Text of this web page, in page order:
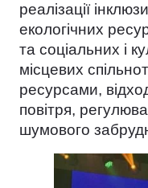
реалізації
екологічних
та соціальних і
місцевих
ресурсами,
повітря,
шумового